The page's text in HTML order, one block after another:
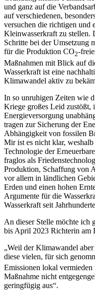
und ganz auf die
auf verschiedenen,
versuchen die richtigen und
Kleinwasserkraft zu stellen.
Schritte bei der Umsetzung
für die Produktion CO2-
Maßnahmen mit Blick auf
Wasserkraft ist eine
Klimawandel aktiv zu
In so unruhigen Zeiten wie
Kriege großes Leid zustößt,
Energieversorgung
tragen zur Sicherung der
Abhängigkeit von fossilen
Mir ist es nicht klar,
Technologie der
fraglos als
Produktion, Schaffung von
vor allem in ländlichen
Erden und einen hohen
Argumente für die
Wasserkraft seit
An dieser Stelle möchte ich
bis April 2023 Richterin am
„Weil der Klimawandel
diese vielen, für sich
Emissionen lokal
Maßnahme nicht
geringfügig aus“.